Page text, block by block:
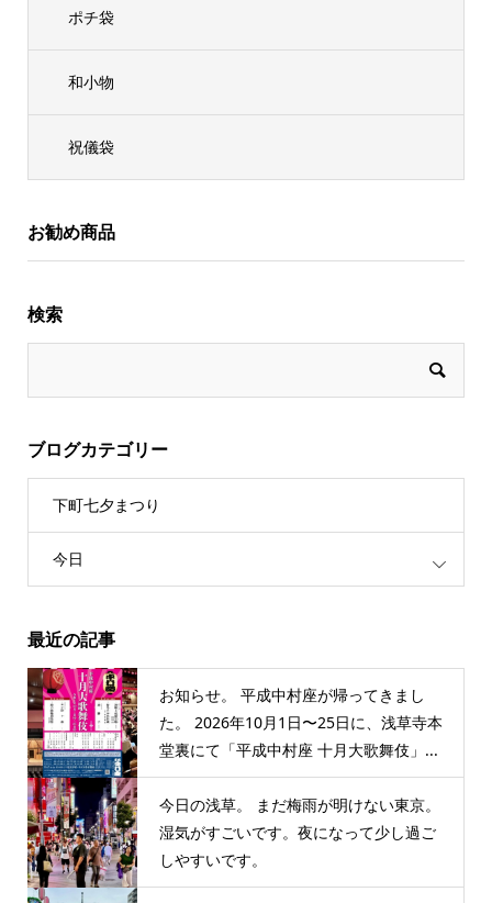
ポチ袋
和小物
祝儀袋
お勧め商品
検索
ブログカテゴリー
下町七夕まつり
今日
最近の記事
お知らせ。 平成中村座が帰ってきまし
た。 2026年10月1日〜25日に、浅草寺本
堂裏にて「平成中村座 十月大歌舞伎」...
今日の浅草。 まだ梅雨が明けない東京。
湿気がすごいです。夜になって少し過ご
しやすいです。